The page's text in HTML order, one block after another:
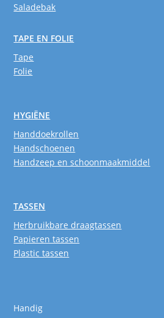
Saladebak
TAPE EN FOLIE
Tape
Folie
HYGIËNE
Handdoekrollen
Handschoenen
Handzeep en schoonmaakmiddel
TASSEN
Herbruikbare draagtassen
Papieren tassen
Plastic tassen
Handig